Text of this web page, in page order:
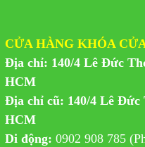
CỬA HÀNG KHÓA
Địa chỉ: 140/4 Lê Đức
HCM
Địa chỉ cũ: 140/4 Lê Đức
HCM
Di động: 0902 908 785